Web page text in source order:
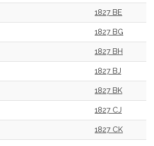
1827 BE
1827 BG
1827 BH
1827 BJ
1827 BK
1827 CJ
1827 CK